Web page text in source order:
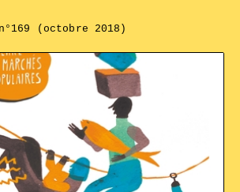
(octobre 2018)